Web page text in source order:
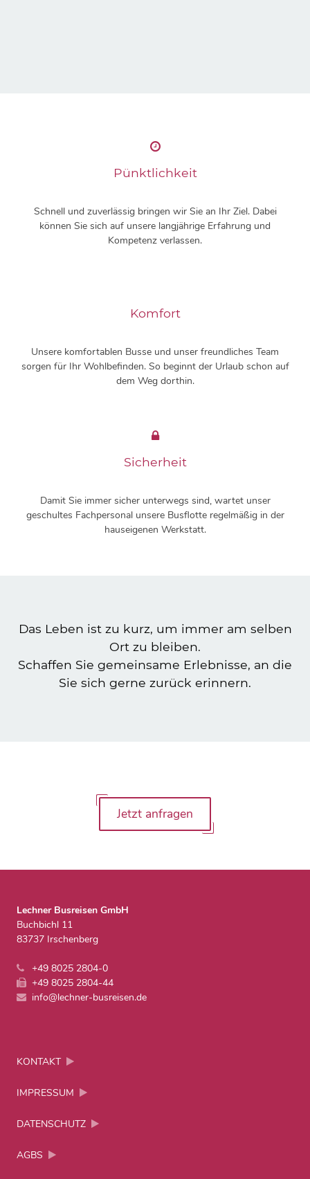
Pünktlichkeit
Schnell und zuverlässig bringen wir Sie an Ihr Ziel. Dabei
können Sie sich auf unsere langjährige Erfahrung und
Kompetenz verlassen.
Komfort
Unsere komfortablen Busse und unser freundliches Team
sorgen für Ihr Wohlbefinden. So beginnt der Urlaub schon auf
dem Weg dorthin.
Sicherheit
Damit Sie immer sicher unterwegs sind, wartet unser
geschultes Fachpersonal unsere Busflotte regelmäßig in der
hauseigenen Werkstatt.
Das Leben ist zu kurz, um immer am selben
Ort zu bleiben.
Schaffen Sie gemeinsame Erlebnisse, an die
Sie sich gerne zurück erinnern.
Jetzt anfragen
Lechner Busreisen GmbH
Buchbichl 11
83737 Irschenberg
+49 8025 2804-0
+49 8025 2804-44
info@lechner-busreisen.de
KONTAKT
IMPRESSUM
DATENSCHUTZ
AGBS